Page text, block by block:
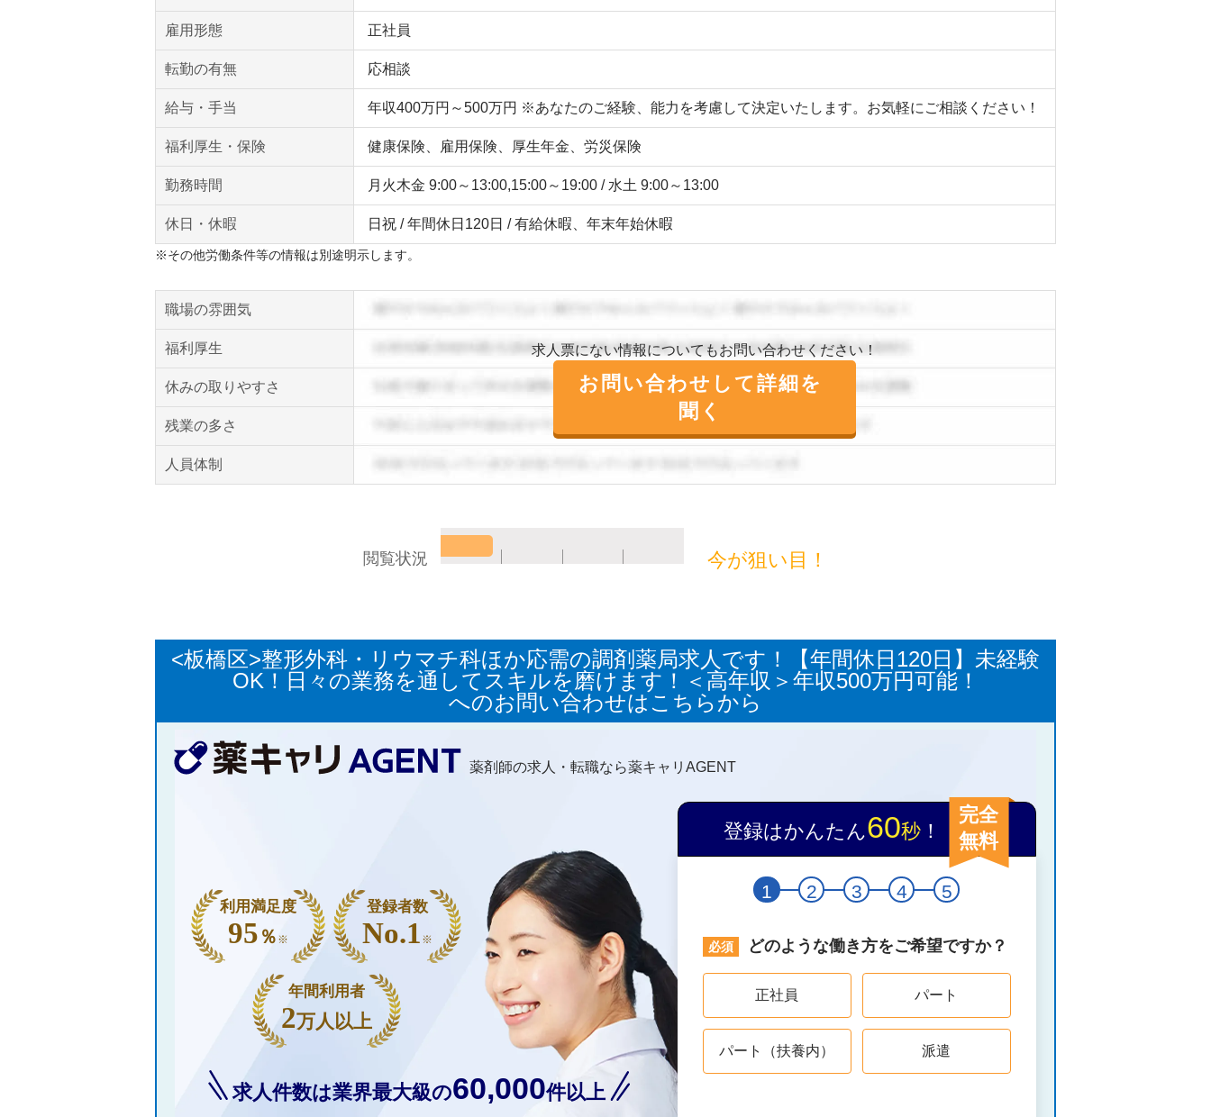
雇用形態 正社員
転勤の有無 応相談
給与・手当 年収400万円～500万円 ※あなたのご経験、能力を考慮して決定いたします。お気軽にご相談ください！
福利厚生・保険 健康保険、雇用保険、厚生年金、労災保険
勤務時間 月火木金 9:00～13:00,15:00～19:00 / 水土 9:00～13:00
休日・休暇 日祝 / 年間休日120日 / 有給休暇、年末年始休暇
※その他労働条件等の情報は別途明示します。
職場の雰囲気
求人票にない情報についてもお問い合わせください！
お問い合わせして詳細を
聞く
福利厚生
休みの取りやすさ
残業の多さ
人員体制
閲覧状況 今が狙い目！
<板橋区>整形外科・リウマチ科ほか応需の調剤薬局求人です！【年間休日120日】未経験
OK！日々の業務を通してスキルを磨けます！＜高年収＞年収500万円可能！
へのお問い合わせはこちらから
薬剤師の求人・転職なら薬キャリAGENT
求人件数は業界最大級の60,000件以上
利用満足度
95 ％ ※
登録者数
No.1 ※
年間利用者
2万人以上
登録はかんたん60秒！
完全
無料
1 2 3 4 5
どのような働き方をご希望ですか？
正社員 パート
パート（扶養内） 派遣